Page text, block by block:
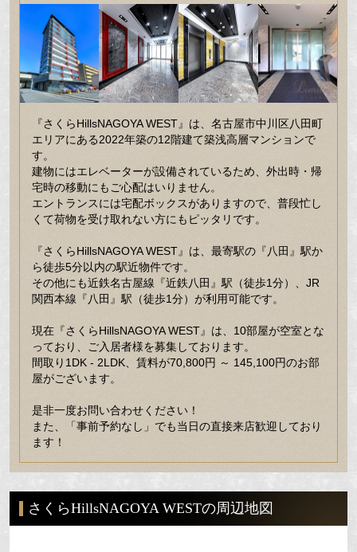
『さくらHillsNAGOYA WEST』は、名古屋市中川区八田町
エリアにある2022年築の12階建て築浅高層マンションで
す。
建物にはエレベーターが設備されているため、外出時・帰
宅時の移動にもご心配はいりません。
エントランスには宅配ボックスがありますので、普段忙し
くて荷物を受け取れない方にもピッタリです。
『さくらHillsNAGOYA WEST』は、最寄駅の『八田』駅か
ら徒歩5分以内の駅近物件です。
その他にも近鉄名古屋線『近鉄八田』駅（徒歩1分）、JR
関西本線『八田』駅（徒歩1分）が利用可能です。
現在『さくらHillsNAGOYA WEST』は、10部屋が空室とな
っており、ご入居者様を募集しております。
間取り1DK - 2LDK、賃料が70,800円 ～ 145,100円のお部
屋がございます。
是非一度お問い合わせください！
また、「事前予約なし」でも当日の直接来店歓迎しており
ます！
さくらHillsNAGOYA WESTの周辺地図